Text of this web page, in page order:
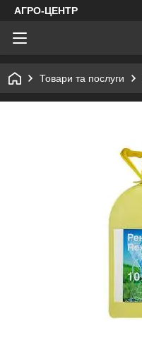
АГРО-ЦЕНТР
Товари та послуги